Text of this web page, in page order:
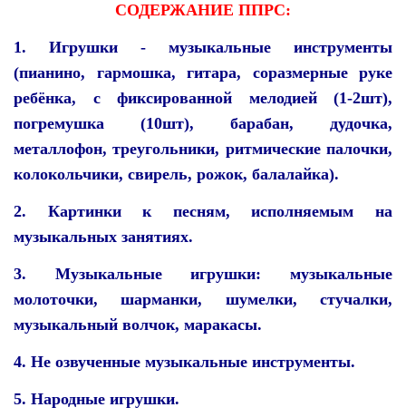
СОДЕРЖАНИЕ ППРС:
1. Игрушки - музыкальные инструменты
(пианино, гармошка, гитара, соразмерные руке
ребёнка, с фиксированной мелодией (1-2шт),
погремушка (10шт), барабан, дудочка,
металлофон, треугольники, ритмические палочки,
колокольчики, свирель, рожок, балалайка).
2. Картинки к песням, исполняемым на
музыкальных занятиях.
3. Музыкальные игрушки: музыкальные
молоточки, шарманки, шумелки, стучалки,
музыкальный волчок, маракасы.
4. Не озвученные музыкальные инструменты.
5. Народные игрушки.